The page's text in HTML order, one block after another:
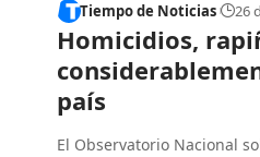
Tiempo de Noticias 26
Homicidios,
país
El Observatorio Nacional